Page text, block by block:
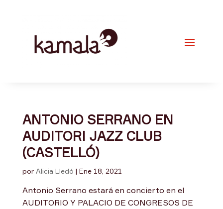
ANTONIO SERRANO EN
AUDITORI JAZZ CLUB
(CASTELLÓ)
por Alicia Lledó | Ene 18, 2021
Antonio Serrano estará en concierto en el
AUDITORIO Y PALACIO DE CONGRESOS DE